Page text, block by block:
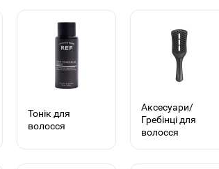
Тонік для
волосся
Аксесуари/
Гребінці для
волосся